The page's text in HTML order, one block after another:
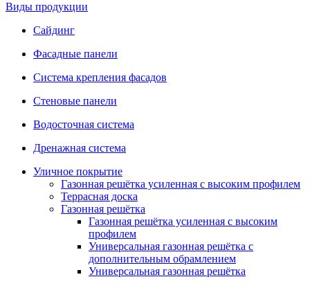
Виды продукции
Сайдинг
Фасадные панели
Система крепления фасадов
Стеновые панели
Водосточная система
Дренажная система
Уличное покрытие
Газонная решётка усиленная с высоким профилем
Террасная доска
Газонная решётка
Газонная решётка усиленная с высоким
профилем
Универсальная газонная решётка с
дополнительным обрамлением
Универсальная газонная решётка